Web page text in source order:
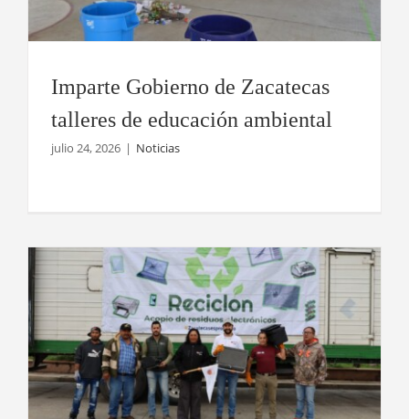
Imparte Gobierno de Zacatecas
talleres de educación ambiental
julio 24, 2026 | Noticias
Inicia Gobierno de Zacatecas segunda